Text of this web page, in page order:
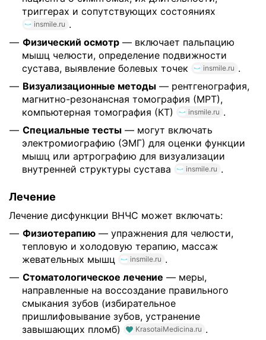
триггерах и сопутствующих состояниях
insmile.ru .
Физический осмотр — включает пальпацию
мышц челюсти, определение подвижности
сустава, выявление болевых точек
insmile.ru .
Визуализационные методы — рентгенография,
магнитно-резонансная томография (МРТ),
компьютерная томография (КТ)
insmile.ru .
Специальные тесты — могут включать
электромиографию (ЭМГ) для оценки функции
мышц или артрографию для визуализации
внутренней структуры сустава
insmile.ru .
Лечение
Лечение дисфункции ВНЧС может включать:
Физиотерапию — упражнения для челюсти,
тепловую и холодовую терапию, массаж
жевательных мышц
insmile.ru .
Стоматологическое лечение — меры,
направленные на воссоздание правильного
смыкания зубов (избирательное
пришлифовывание зубов, устранение
завышающих пломб)
KrasotaiMedicina.ru .